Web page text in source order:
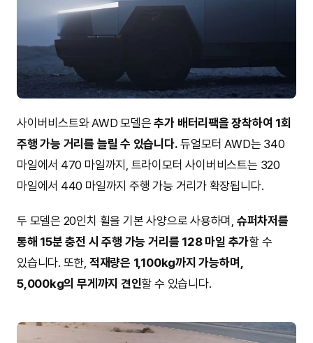
사이버비스트와 AWD 모델은추가 배터리팩을 장착하여 1회
주행 가능 거리를 늘릴 수 있습니다. 듀얼모터 AWD는 340
마일에서 470 마일까지, 트라이모터 사이버비스트는 320
마일에서 440 마일까지 주행 가능 거리가 확장됩니다.
두 모델은 20인치 휠을 기본 사양으로 사용하며, 슈퍼차저를
통해 15분 충전 시 주행 가능 거리를 128 마일 추가할 수
있습니다. 또한, 적재량은 1,100kg까지 가능하며,
5,000kg의 무게까지 견인할 수 있습니다.